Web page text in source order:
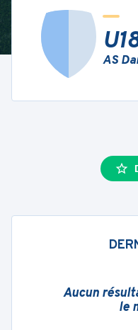
AS
Aucun
le